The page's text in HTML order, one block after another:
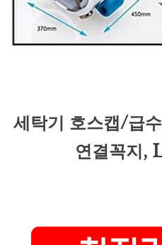
세탁기 호스캡/급
연결꼭지,